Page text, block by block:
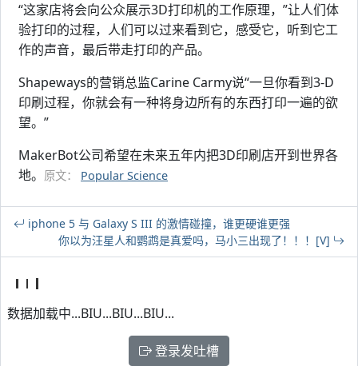
“这家店将会向公众展示3D打印机的工作原理，”让人们体
验打印的过程，人们可以过来看到它，感受它，听到它工
作的声音，最后带走打印的产品。
Shapeways的营销总监Carine Carmy说“一旦你看到3-D
印刷过程，你就会有一种将身边所有的东西打印一遍的欲
望。”
MakerBot公司希望在未来五年内把3D印刷店开到世界各
地。 原文： Popular Science
iphone 5 与 Galaxy S III 的激情碰撞，谁更硬谁更强
你以为汪星人和鹦鹉是真爱吗，马小三出现了！！！[V]
数据加载中...BIU...BIU...BIU...
登录发吐槽